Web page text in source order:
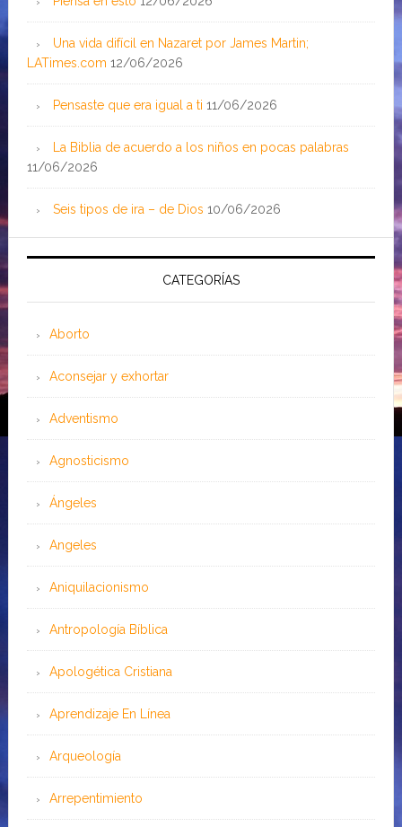
Una vida difícil en Nazaret por James Martin;
LATimes.com 12/06/2026
Pensaste que era igual a ti 11/06/2026
La Biblia de acuerdo a los niños en pocas palabras
11/06/2026
Seis tipos de ira – de Dios 10/06/2026
CATEGORÍAS
Aborto
Aconsejar y exhortar
Adventismo
Agnosticismo
Ángeles
Angeles
Aniquilacionismo
Antropología Bíblica
Apologética Cristiana
Aprendizaje En Línea
Arqueología
Arrepentimiento